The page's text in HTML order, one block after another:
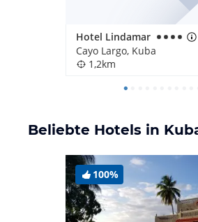
Hotel Lindamar
Cayo Largo, Kuba
1,2km
Beliebte Hotels in
100%